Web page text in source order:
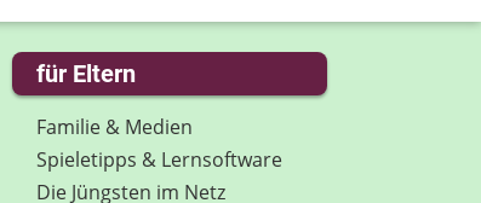
für Eltern
Familie & Medien
Spieletipps & Lernsoftware
Die Jüngsten im Netz